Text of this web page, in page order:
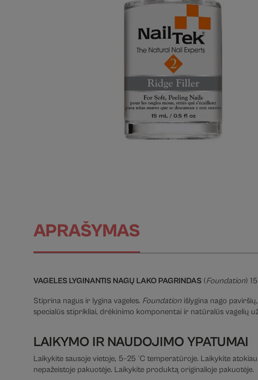
APRAŠYMAS
VAGELES LYGINANTIS NAGŲ LAKO PAGRINDAS (Foundation)
Stiprina nagus ir lygina vageles. Foundation išlygina nago
specialūs stiprikliai, drėkinimo komponentai ir natūralūs vagelių
LAIKYMO IR NAUDOJIMO YPATUMAI
Laikykite sausoje vietoje, 5–25 °C temperatūroje. Laikykite
nepažeistoje pakuotėje. Laikykite produktą originalioje pakuotėje.